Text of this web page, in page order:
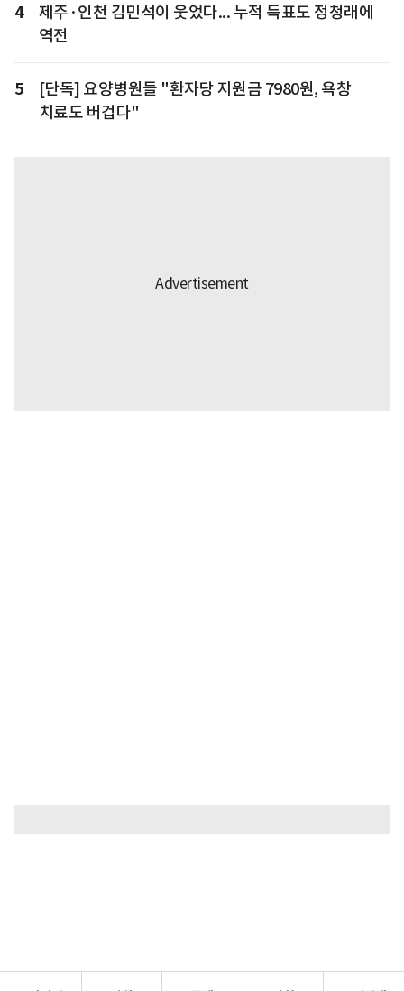
4
제주·인천 김민석이 웃었다... 누적 득표도 정청래에
역전
5
[단독] 요양병원들 "환자당 지원금 7980원, 욕창
치료도 버겁다"